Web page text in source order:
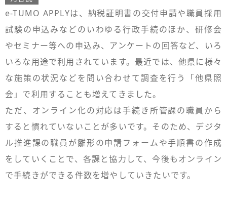
e-TUMO APPLYは、納税証明書の交付申請や職員採用
試験の申込みなどのいわゆる行政手続のほか、研修会
やセミナー等への申込み、アンケートの回答など、いろ
いろな用途で利用されています。最近では、他県に様々
な施策の状況などを問い合わせて調査を行う「他県照
会」で利用することも増えてきました。
ただ、オンライン化の対応は手続き所管課の職員から
すると慣れていないことが多いです。そのため、デジタ
ル推進課の職員が雛形の申請フォームや手順書の作成
をしていくことで、各課と協力して、今後もオンライン
で手続きができる件数を増やしていきたいです。